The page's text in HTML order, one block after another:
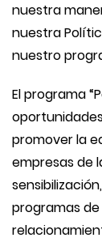
nuestra
nuestra
nuestro
El programa
promover la
empresas de
programas